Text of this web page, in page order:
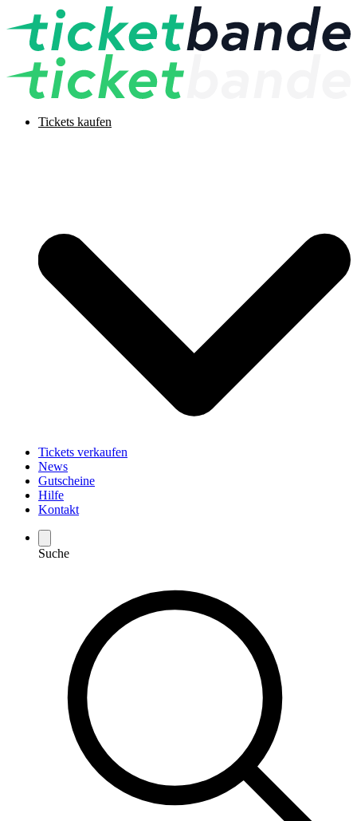
Tickets kaufen
Tickets verkaufen
News
Gutscheine
Hilfe
Kontakt
Suche